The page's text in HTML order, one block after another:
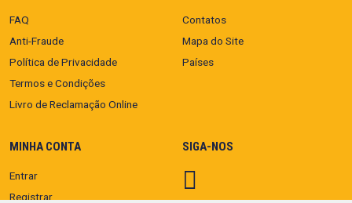
FAQ
Anti-Fraude
Política de Privacidade
Termos e Condições
Livro de Reclamação Online
Contatos
Mapa do Site
Países
MINHA CONTA
Entrar
Registrar
SIGA-NOS